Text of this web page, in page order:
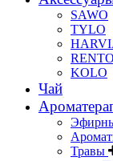
SAWO
TYLO
RENTO
KOLO
Чай
Травы